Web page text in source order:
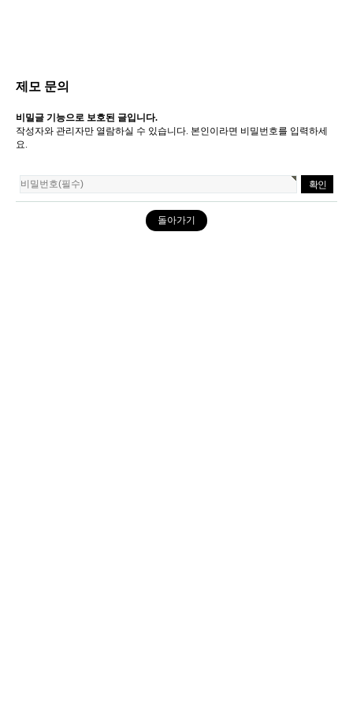
제모 문의
비밀글 기능으로 보호된 글입니다.
작성자와 관리자만 열람하실 수 있습니다. 본인이라면 비밀번호를 입력하세
요.
돌아가기